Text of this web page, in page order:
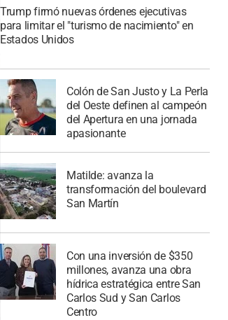
Trump firmó nuevas órdenes ejecutivas
para limitar el "turismo de nacimiento" en
Estados Unidos
Colón de San Justo y La Perla
del Oeste definen al campeón
del Apertura en una jornada
apasionante
Matilde: avanza la
transformación del boulevard
San Martín
Con una inversión de $350
millones, avanza una obra
hídrica estratégica entre San
Carlos Sud y San Carlos
Centro